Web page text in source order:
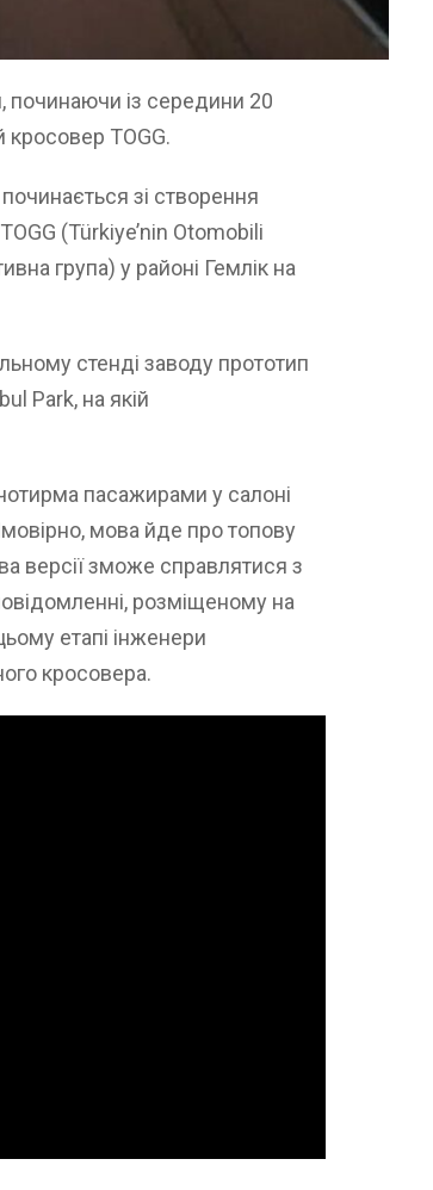
із середини 20
кросовер TOGG.
зі створення
(Türkiye’nin Otomobili
група) у районі Гемлік на
стенді заводу прототип
Park, на якій
пасажирами у салоні
мова йде про топову
версії зможе справлятися з
розміщеному на
етапі інженери
кросовера.